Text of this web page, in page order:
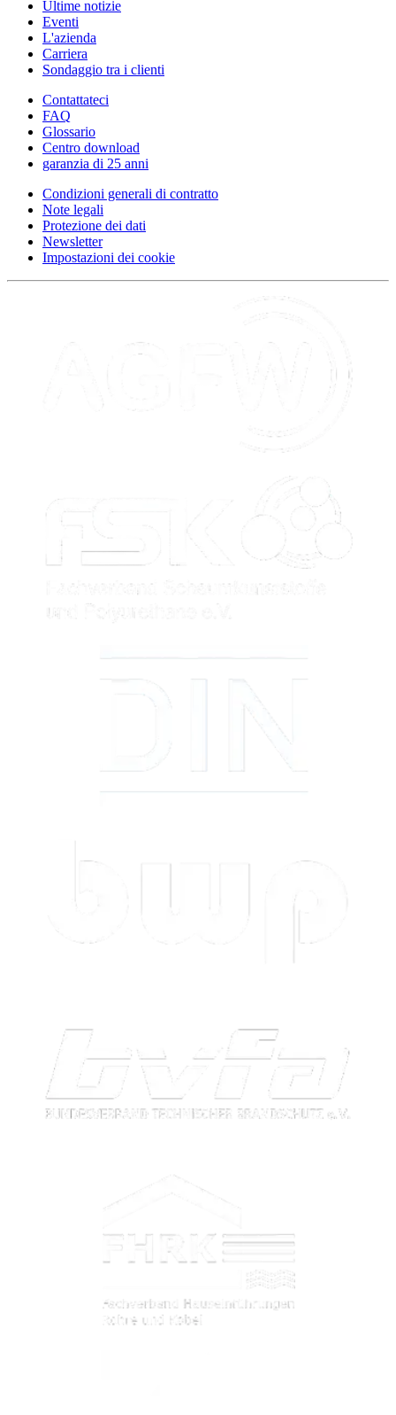
Ultime notizie
Eventi
L'azienda
Carriera
Sondaggio tra i clienti
Contattateci
FAQ
Glossario
Centro download
garanzia di 25 anni
Condizioni generali di contratto
Note legali
Protezione dei dati
Newsletter
Impostazioni dei cookie